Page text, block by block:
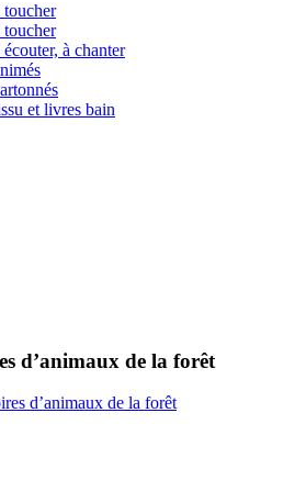
à chanter
et livres bain
d’animaux de la forêt
d’animaux de la forêt